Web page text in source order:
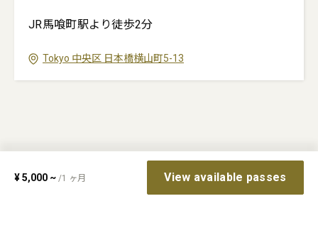
JR馬喰町駅より徒歩2分
Tokyo 中央区 日本橋横山町5-13
¥5,000 ~ /1 ヶ月 View available passes